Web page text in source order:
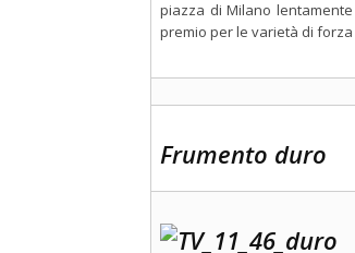
piazza di Milano
premio per le varietà di forza
Frumento duro